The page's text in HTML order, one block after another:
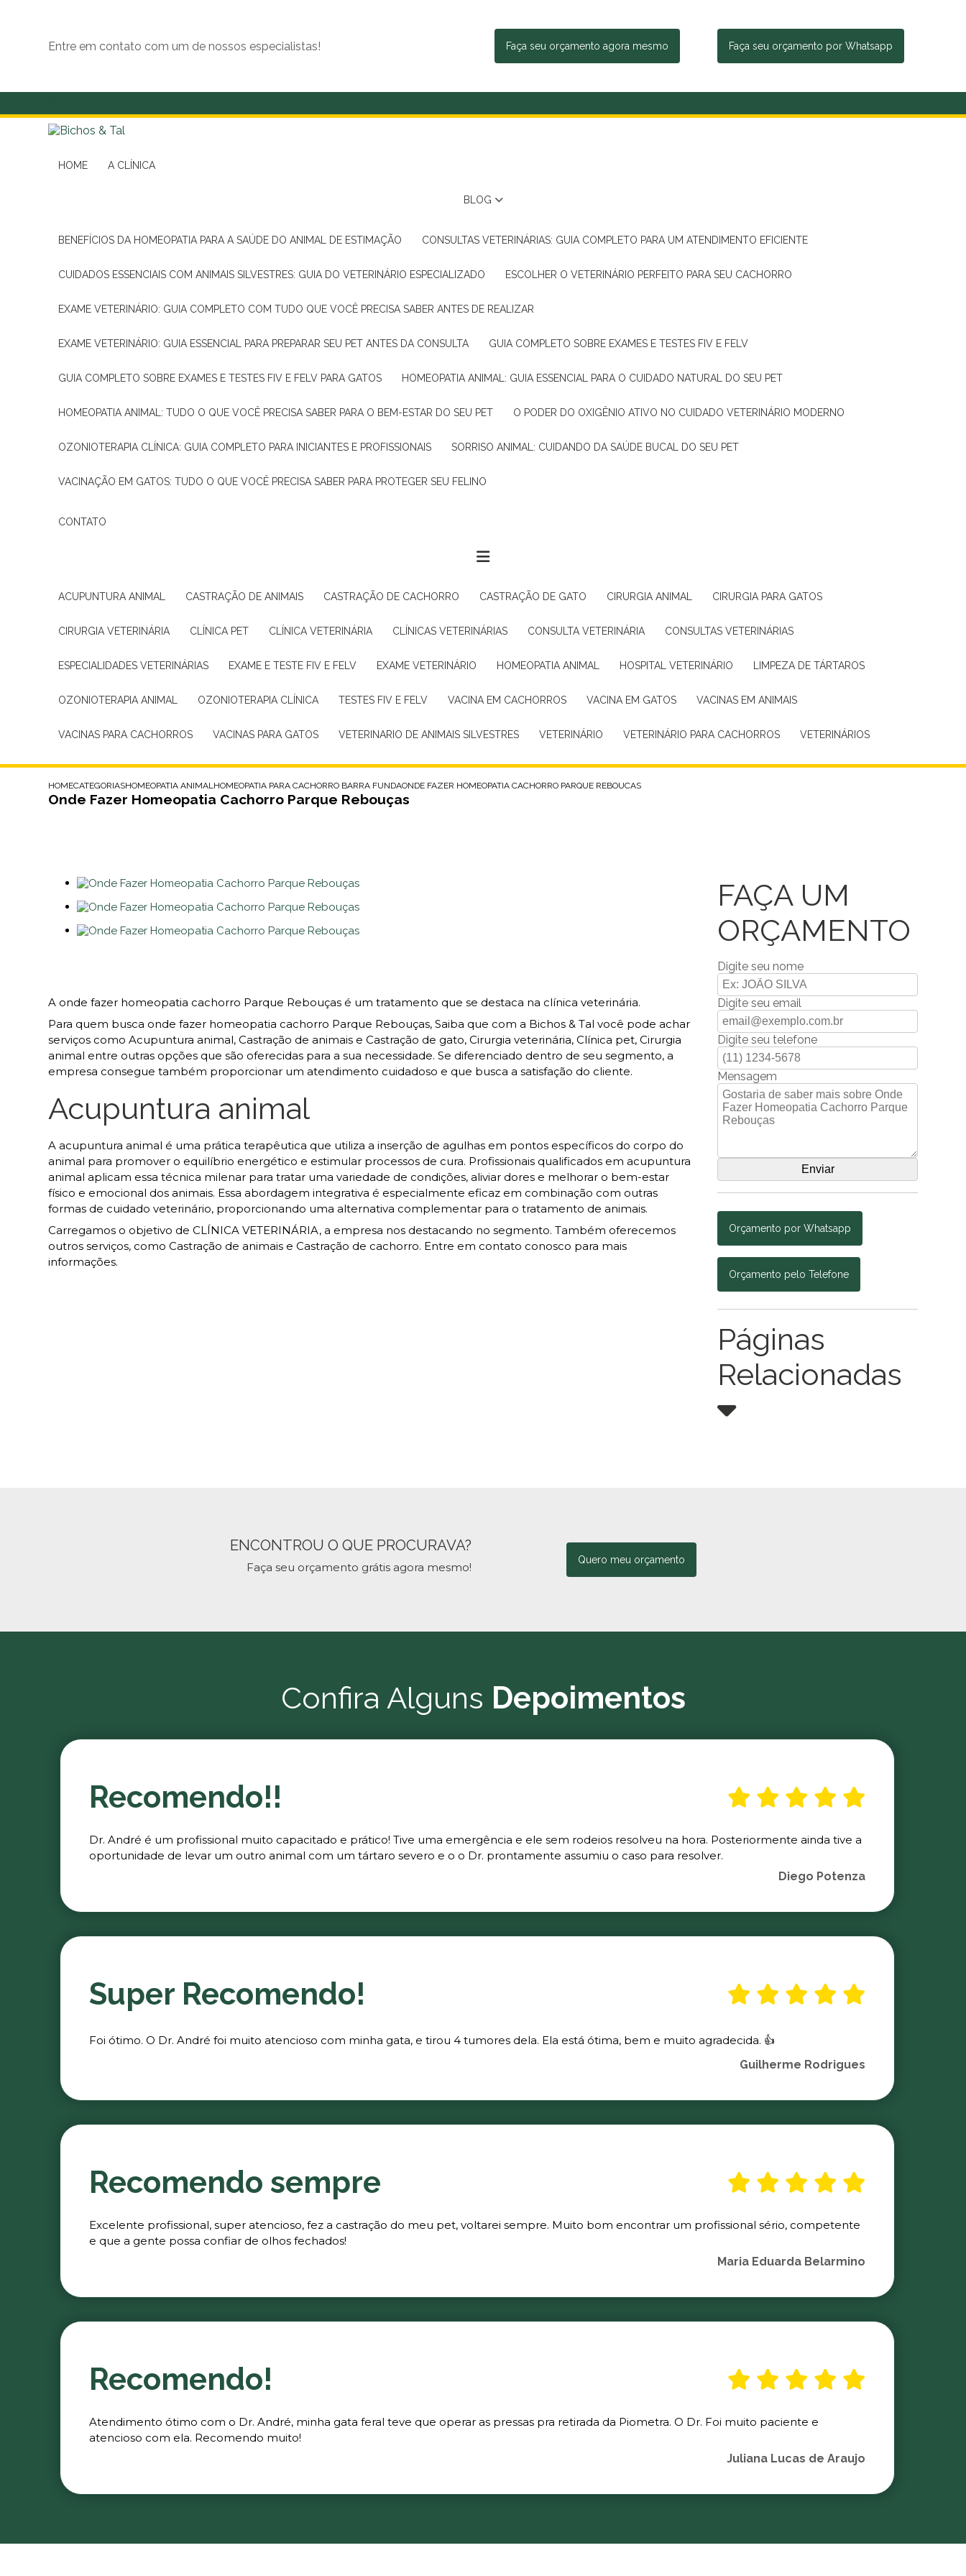
Entre em contato com um de nossos especialistas! Faça seu orçamento agora mesmo Faça seu orçamento por Whatsapp
HOME A CLÍNICA
BLOG
BENEFÍCIOS DA HOMEOPATIA PARA A SAÚDE DO ANIMAL DE ESTIMAÇÃO CONSULTAS VETERINÁRIAS: GUIA COMPLETO PARA UM ATENDIMENTO EFICIENTE
CUIDADOS ESSENCIAIS COM ANIMAIS SILVESTRES: GUIA DO VETERINÁRIO ESPECIALIZADO ESCOLHER O VETERINÁRIO PERFEITO PARA SEU CACHORRO
EXAME VETERINÁRIO: GUIA COMPLETO COM TUDO QUE VOCÊ PRECISA SABER ANTES DE REALIZAR
EXAME VETERINÁRIO: GUIA ESSENCIAL PARA PREPARAR SEU PET ANTES DA CONSULTA GUIA COMPLETO SOBRE EXAMES E TESTES FIV E FELV
GUIA COMPLETO SOBRE EXAMES E TESTES FIV E FELV PARA GATOS HOMEOPATIA ANIMAL: GUIA ESSENCIAL PARA O CUIDADO NATURAL DO SEU PET
HOMEOPATIA ANIMAL: TUDO O QUE VOCÊ PRECISA SABER PARA O BEM-ESTAR DO SEU PET O PODER DO OXIGÊNIO ATIVO NO CUIDADO VETERINÁRIO MODERNO
OZONIOTERAPIA CLÍNICA: GUIA COMPLETO PARA INICIANTES E PROFISSIONAIS SORRISO ANIMAL: CUIDANDO DA SAÚDE BUCAL DO SEU PET
VACINAÇÃO EM GATOS: TUDO O QUE VOCÊ PRECISA SABER PARA PROTEGER SEU FELINO
CONTATO
ACUPUNTURA ANIMAL CASTRAÇÃO DE ANIMAIS CASTRAÇÃO DE CACHORRO CASTRAÇÃO DE GATO CIRURGIA ANIMAL CIRURGIA PARA GATOS
CIRURGIA VETERINÁRIA CLÍNICA PET CLÍNICA VETERINÁRIA CLÍNICAS VETERINÁRIAS CONSULTA VETERINÁRIA CONSULTAS VETERINÁRIAS
ESPECIALIDADES VETERINÁRIAS EXAME E TESTE FIV E FELV EXAME VETERINÁRIO HOMEOPATIA ANIMAL HOSPITAL VETERINÁRIO LIMPEZA DE TÁRTAROS
OZONIOTERAPIA ANIMAL OZONIOTERAPIA CLÍNICA TESTES FIV E FELV VACINA EM CACHORROS VACINA EM GATOS VACINAS EM ANIMAIS
VACINAS PARA CACHORROS VACINAS PARA GATOS VETERINARIO DE ANIMAIS SILVESTRES VETERINÁRIO VETERINÁRIO PARA CACHORROS VETERINÁRIOS
HOMECATEGORIASHOMEOPATIA ANIMALHOMEOPATIA PARA CACHORRO BARRA FUNDAONDE FAZER HOMEOPATIA CACHORRO PARQUE REBOUCAS
Onde Fazer Homeopatia Cachorro Parque Rebouças
A onde fazer homeopatia cachorro Parque Rebouças é um tratamento que se destaca na clínica veterinária.
Para quem busca onde fazer homeopatia cachorro Parque Rebouças, Saiba que com a Bichos & Tal você pode achar
serviços como Acupuntura animal, Castração de animais e Castração de gato, Cirurgia veterinária, Clínica pet, Cirurgia
animal entre outras opções que são oferecidas para a sua necessidade. Se diferenciado dentro de seu segmento, a
empresa consegue também proporcionar um atendimento cuidadoso e que busca a satisfação do cliente.
Acupuntura animal
A acupuntura animal é uma prática terapêutica que utiliza a inserção de agulhas em pontos específicos do corpo do
animal para promover o equilíbrio energético e estimular processos de cura. Profissionais qualificados em acupuntura
animal aplicam essa técnica milenar para tratar uma variedade de condições, aliviar dores e melhorar o bem-estar
físico e emocional dos animais. Essa abordagem integrativa é especialmente eficaz em combinação com outras
formas de cuidado veterinário, proporcionando uma alternativa complementar para o tratamento de animais.
Carregamos o objetivo de CLÍNICA VETERINÁRIA, a empresa nos destacando no segmento. Também oferecemos
outros serviços, como Castração de animais e Castração de cachorro. Entre em contato conosco para mais
informações.
FAÇA UM
ORÇAMENTO
Digite seu nome
Digite seu email
Digite seu telefone
Mensagem
Orçamento por Whatsapp
Orçamento pelo Telefone
Páginas
Relacionadas
ENCONTROU O QUE PROCURAVA?
Faça seu orçamento grátis agora mesmo!
Quero meu orçamento
Confira Alguns Depoimentos
Recomendo!!
Dr. André é um profissional muito capacitado e prático! Tive uma emergência e ele sem rodeios resolveu na hora. Posteriormente ainda tive a
oportunidade de levar um outro animal com um tártaro severo e o o Dr. prontamente assumiu o caso para resolver.
Diego Potenza
Super Recomendo!
Foi ótimo. O Dr. André foi muito atencioso com minha gata, e tirou 4 tumores dela. Ela está ótima, bem e muito agradecida. 👍
Guilherme Rodrigues
Recomendo sempre
Excelente profissional, super atencioso, fez a castração do meu pet, voltarei sempre. Muito bom encontrar um profissional sério, competente
e que a gente possa confiar de olhos fechados!
Maria Eduarda Belarmino
Recomendo!
Atendimento ótimo com o Dr. André, minha gata feral teve que operar as pressas pra retirada da Piometra. O Dr. Foi muito paciente e
atencioso com ela. Recomendo muito!
Juliana Lucas de Araujo